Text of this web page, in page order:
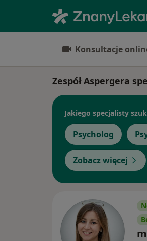
Konsultacje
Zespół Aspergera
Jakiego specjalisty
Psycholog
Zobacz więcej